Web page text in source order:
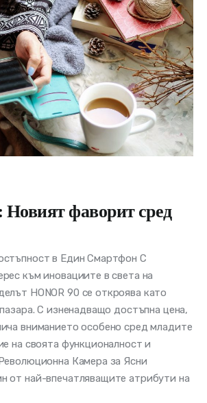
Новият фаворит сред
в Един Смартфон С
към иновациите в света на
HONOR 90 се откроява като
С изненадващо достъпна цена,
вниманието особено сред младите
на своята функционалност и
Камера за Ясни
от най-впечатляващите атрибути на